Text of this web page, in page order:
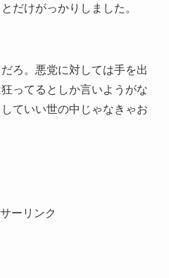
だけがっかりしました。
ろ。悪党に対しては手を出
ってるとしか言いようがな
ていい世の中じゃなきゃお
ーリンク